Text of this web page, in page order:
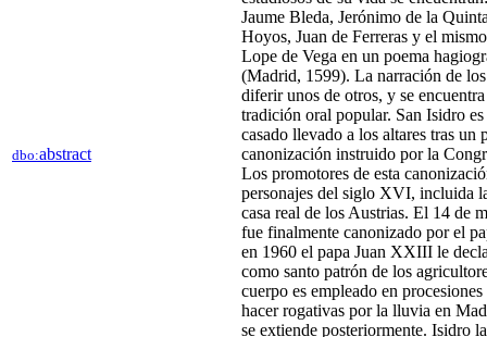
dbo:abstract
Jaume Bleda,​​ Jerónimo de la
Hoyos, Juan de Ferreras y el
Lope de Vega en un poema
(Madrid, 1599).​ La narración de
diferir unos de otros, y se
tradición oral popular. San Isidro
casado llevado a los altares tras un
canonización instruido por la
Los promotores de esta
personajes del siglo XVI, incluida
casa real de los Austrias. El 14 de
fue finalmente canonizado por el
en 1960 el papa Juan XXIII le
como santo patrón de los
cuerpo es empleado en
hacer rogativas por la lluvia en
se extiende posteriormente. Isidro